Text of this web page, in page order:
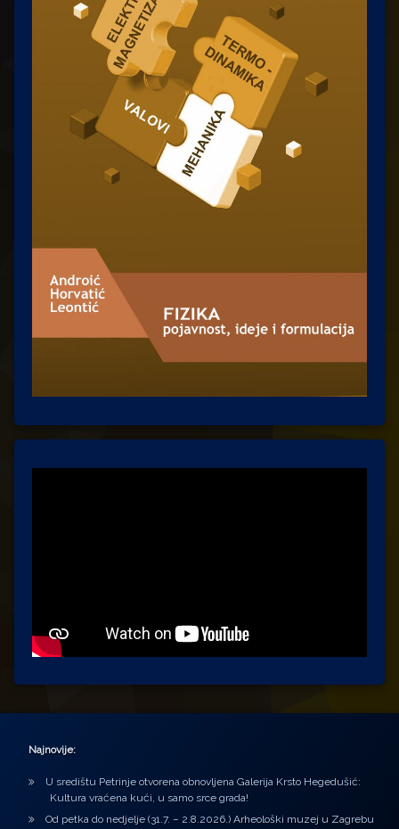
Najnovije:
U središtu Petrinje otvorena obnovljena Galerija Krsto Hegedušić:
Kultura vraćena kući, u samo srce grada!
Od petka do nedjelje (31.7. – 2.8.2026.) Arheološki muzej u Zagrebu